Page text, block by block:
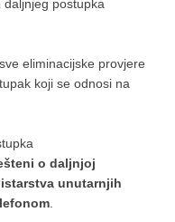
postupka
eliminacijske provjere
koji se odnosi na
o daljnjoj
unutarnjih